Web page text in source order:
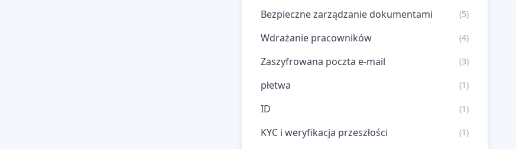
Bezpieczne zarządzanie dokumentami (5)
Wdrażanie pracowników (4)
Zaszyfrowana poczta e-mail (3)
płetwa (1)
ID (1)
KYC i weryfikacja przeszłości (1)